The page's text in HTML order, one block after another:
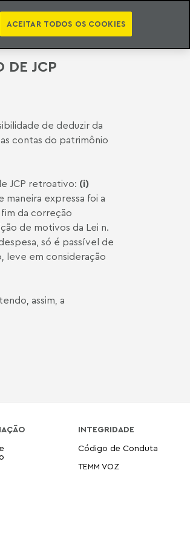
PT EN INTELIGÊNCIA JURÍDICA
DE JCP
de deduzir da
contas do patrimônio
JCP retroativo: (i)
maneira expressa foi a
fim da correção
de motivos da Lei n.
só é passível de
leve em consideração
assim, a
INTEGRIDADE
Código de Conduta
TEMM VOZ
ACEITAR TODOS OS COOKIES